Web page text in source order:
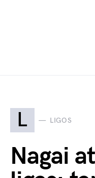
L LIGOS
Nagai